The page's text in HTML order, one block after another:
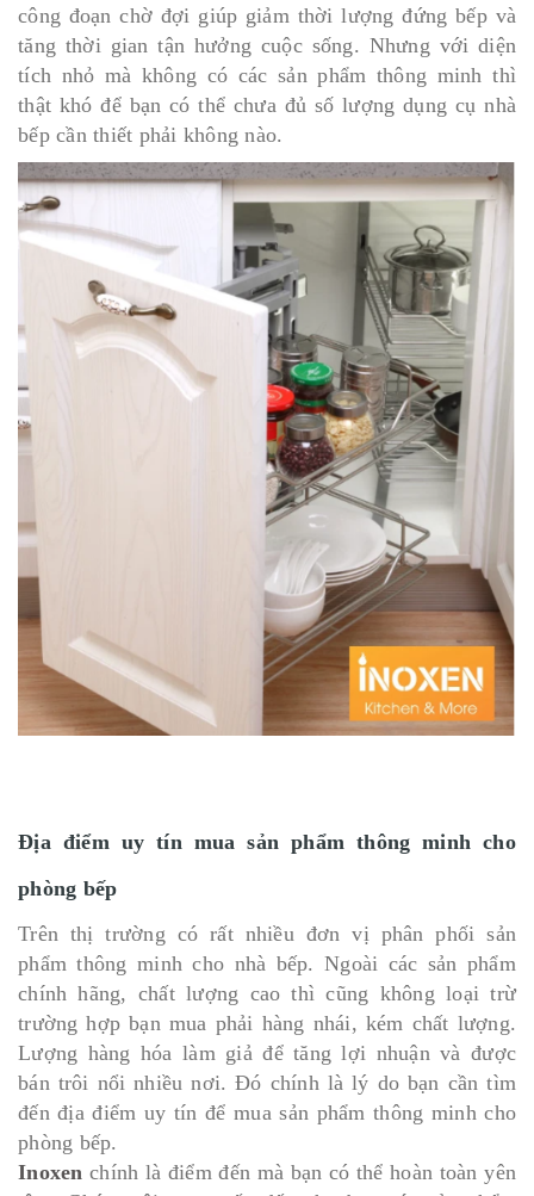
công đoạn chờ đợi giúp giảm thời lượng đứng bếp và
tăng thời gian tận hưởng cuộc sống. Nhưng với diện
tích nhỏ mà không có các sản phẩm thông minh thì
thật khó để bạn có thể chưa đủ số lượng dụng cụ nhà
bếp cần thiết phải không nào.
Địa điểm uy tín mua sản phẩm thông minh cho
phòng bếp
Trên thị trường có rất nhiều đơn vị phân phối sản
phẩm thông minh cho nhà bếp. Ngoài các sản phẩm
chính hãng, chất lượng cao thì cũng không loại trừ
trường hợp bạn mua phải hàng nhái, kém chất lượng.
Lượng hàng hóa làm giả để tăng lợi nhuận và được
bán trôi nổi nhiều nơi. Đó chính là lý do bạn cần tìm
đến địa điểm uy tín để mua sản phẩm thông minh cho
phòng bếp.
Inoxen chính là điểm đến mà bạn có thể hoàn toàn yên